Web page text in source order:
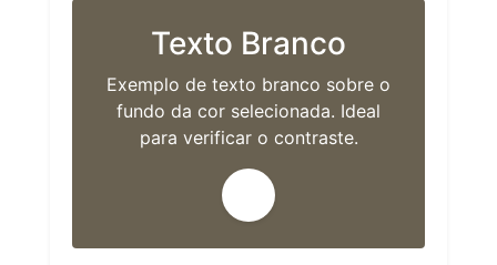
Texto Branco
Exemplo de texto branco sobre o
fundo da cor selecionada. Ideal
para verificar o contraste.